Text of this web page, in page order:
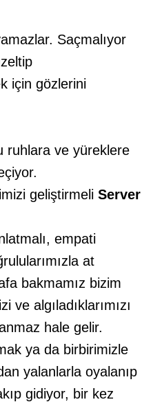
Saçmalıyor
için gözlerini
ruhlara ve yüreklere
geliştirmeli Server
empati
at
bakmamız bizim
algıladıklarımızı
hale gelir.
ya da birbirimizle
yalanlarla oyalanıp
gidiyor, bir kez